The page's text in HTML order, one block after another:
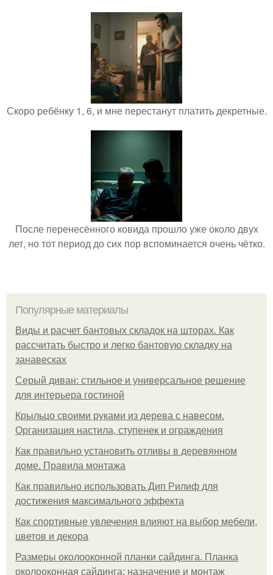
Скоро ребёнку 1, 6, и мне перестанут платить декретные.
После перенесённого ковида прошло уже около двух
лет, но тот период до сих пор вспоминается очень чётко.
Популярные материалы
Виды и расчет бантовых складок на шторах. Как
рассчитать быстро и легко бантовую складку на
занавесках
Серый диван: стильное и универсальное решение
для интерьера гостиной
Крыльцо своими руками из дерева с навесом.
Организация настила, ступенек и ограждения
Как правильно установить отливы в деревянном
доме. Правила монтажа
Как правильно использовать Дип Рилиф для
достижения максимального эффекта
Как спортивные увлечения влияют на выбор мебели,
цветов и декора
Размеры околооконной планки сайдинга. Планка
околооконная сайдинга: назначение и монтаж